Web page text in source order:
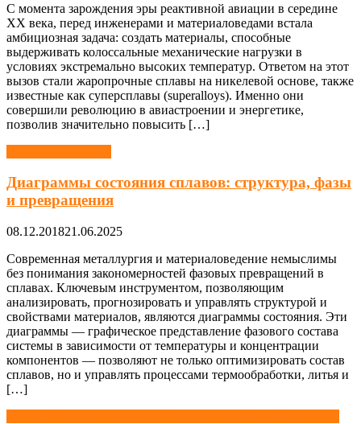
С момента зарождения эры реактивной авиации в середине
XX века, перед инженерами и материаловедами встала
амбициозная задача: создать материалы, способные
выдерживать колоссальные механические нагрузки в
условиях экстремально высоких температур. Ответом на этот
вызов стали жаропрочные сплавы на никелевой основе, также
известные как суперсплавы (superalloys). Именно они
совершили революцию в авиастроении и энергетике,
позволив значительно повысить […]
Диаграммы состояния сплавов: структура, фазы
и превращения
08.12.201821.06.2025
Современная металлургия и материаловедение немыслимы
без понимания закономерностей фазовых превращений в
сплавах. Ключевым инструментом, позволяющим
анализировать, прогнозировать и управлять структурой и
свойствами материалов, являются диаграммы состояния. Эти
диаграммы — графическое представление фазового состава
системы в зависимости от температуры и концентрации
компонентов — позволяют не только оптимизировать состав
сплавов, но и управлять процессами термообработки, литья и
[…]
Навигация